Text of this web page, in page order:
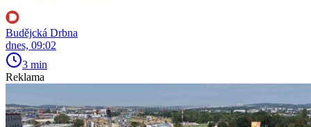
Budějcká Drbna
dnes, 09:02
3 min
Reklama